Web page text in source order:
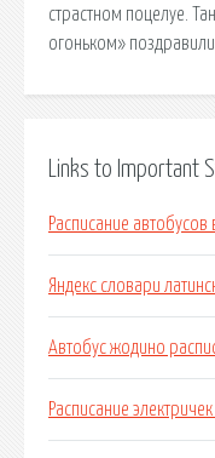
страстном поцелуе.
огоньком»
Links to Important
Расписание
Яндекс словари
Автобус жодино
Расписание